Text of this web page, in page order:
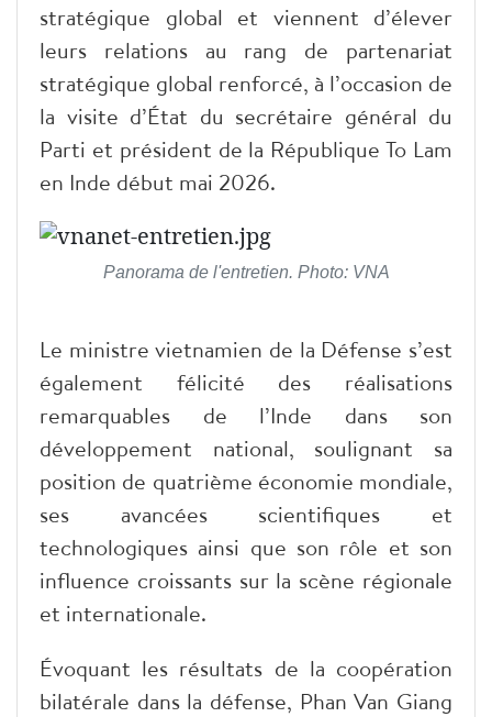
stratégique global et viennent d’élever
leurs relations au rang de partenariat
stratégique global renforcé, à l’occasion de
la visite d’État du secrétaire général du
Parti et président de la République To Lam
en Inde début mai 2026.
Panorama de l'entretien. Photo: VNA
Le ministre vietnamien de la Défense s’est
également félicité des réalisations
remarquables de l’Inde dans son
développement national, soulignant sa
position de quatrième économie mondiale,
ses avancées scientifiques et
technologiques ainsi que son rôle et son
influence croissants sur la scène régionale
et internationale.
Évoquant les résultats de la coopération
bilatérale dans la défense, Phan Van Giang